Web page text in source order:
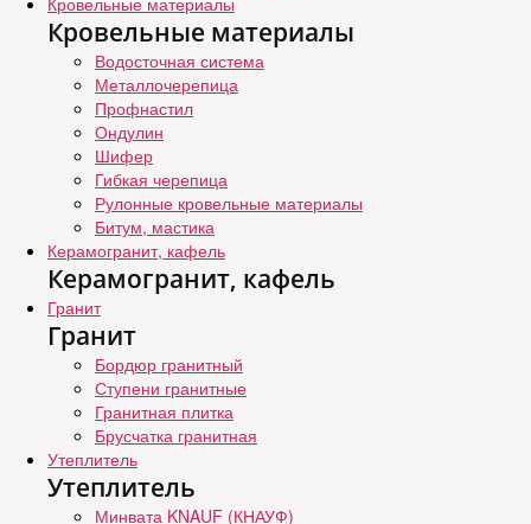
Кровельные материалы
Водосточная система
Металлочерепица
Профнастил
Ондулин
Шифер
Гибкая черепица
Рулонные кровельные материалы
Битум, мастика
Керамогранит, кафель
Керамогранит, кафель
Гранит
Гранит
Бордюр гранитный
Ступени гранитные
Гранитная плитка
Брусчатка гранитная
Утеплитель
Утеплитель
Минвата KNAUF (КНАУФ)